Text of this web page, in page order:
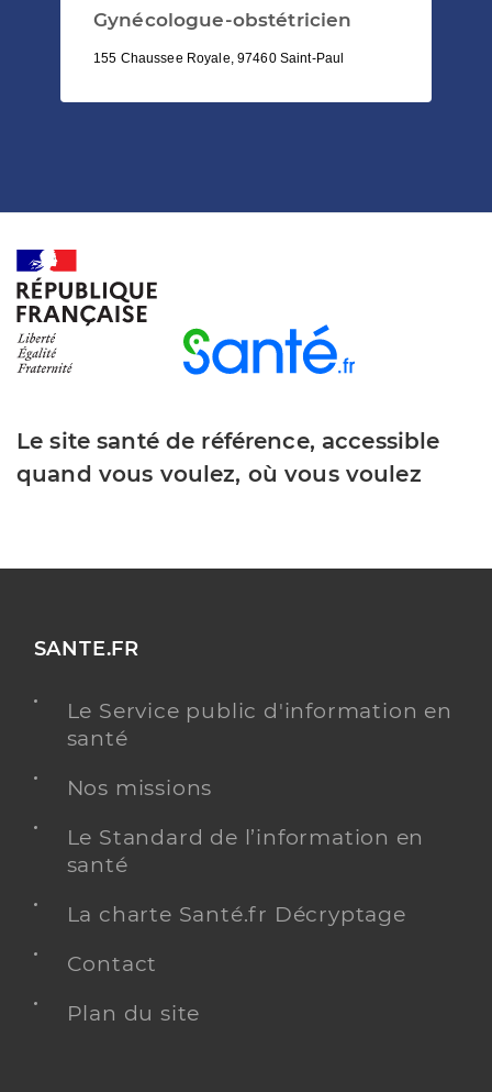
Gynécologue-obstétricien
155 Chaussee Royale, 97460 Saint-Paul
Le site santé de référence, accessible
quand vous voulez, où vous voulez
SANTE.FR
Le Service public d'information en
santé
Nos missions
Le Standard de l’information en
santé
La charte Santé.fr Décryptage
Contact
Plan du site